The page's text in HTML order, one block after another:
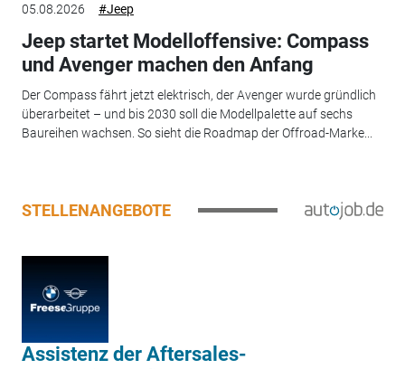
05.08.2026 #Jeep
Jeep startet Modelloffensive: Compass
und Avenger machen den Anfang
Der Compass fährt jetzt elektrisch, der Avenger wurde gründlich
überarbeitet – und bis 2030 soll die Modellpalette auf sechs
Baureihen wachsen. So sieht die Roadmap der Offroad-Marke...
STELLENANGEBOTE
Assistenz der Aftersales-